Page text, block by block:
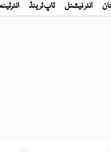
انٹر نیشنل ٹاپ ٹرینڈ